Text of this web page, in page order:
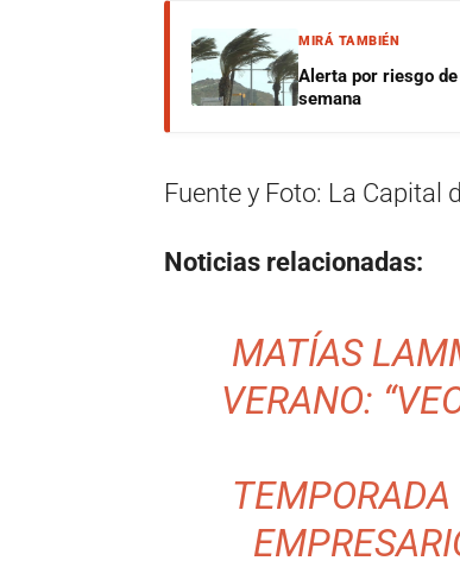
MIRÁ TAMBIÉN
Alerta por riesgo
semana
Fuente y Foto: La Capital
Noticias relacionadas:
MATÍAS
VERANO: